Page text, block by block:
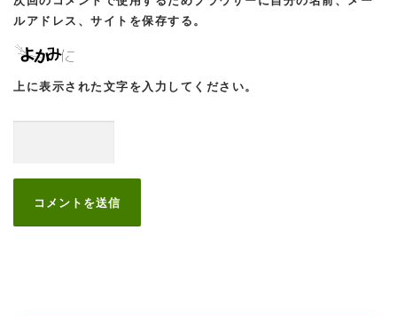
ルアドレス、サイトを保存する。
上に表示された文字を入力してください。